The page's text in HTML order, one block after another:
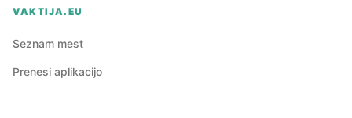
VAKTIJA.EU
Seznam mest
Prenesi aplikacijo